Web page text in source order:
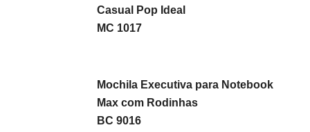
Casual Pop Ideal
MC 1017
Mochila Executiva para Notebook
Max com Rodinhas
BC 9016